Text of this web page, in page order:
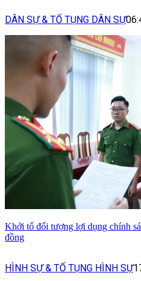
DÂN SỰ & TỐ TỤNG DÂN SỰ
Khởi tố đối tượng lợi dụng chính
đồng
HÌNH SỰ & TỐ TỤNG HÌNH SỰ